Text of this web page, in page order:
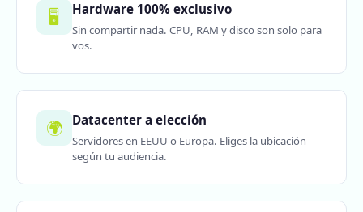
🖥️ Hardware 100% exclusivo
Sin compartir nada. CPU, RAM y disco son solo para
vos.
🌍 Datacenter a elección
Servidores en EEUU o Europa. Eliges la ubicación
según tu audiencia.